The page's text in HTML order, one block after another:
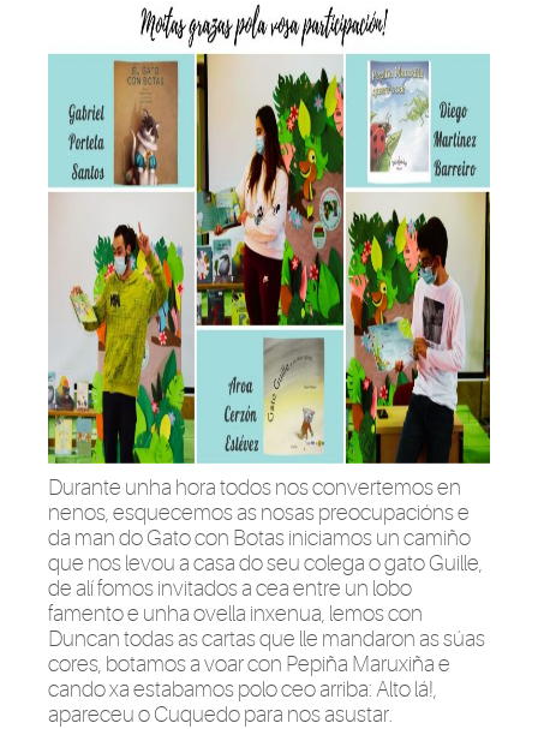
Durante unha hora todos nos convertemos en
nenos, esquecemos as nosas preocupacións e
da man do Gato con Botas iniciamos un camiño
que nos levou a casa do seu colega o gato Guille,
de alí fomos invitados a cea entre un lobo
famento e unha ovella inxenua, lemos con
Duncan todas as cartas que lle mandaron as súas
cores, botamos a voar con Pepiña Maruxiña e
cando xa estabamos polo ceo arriba: Alto lá!,
apareceu o Cuquedo para nos asustar.